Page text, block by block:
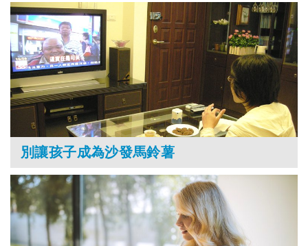
別讓孩子成為沙發馬鈴薯